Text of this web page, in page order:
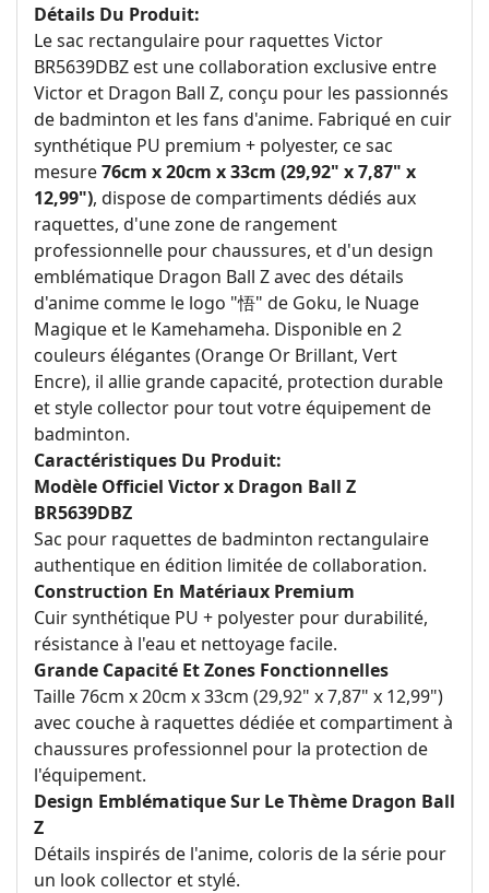
Détails Du Produit:
Le sac rectangulaire pour raquettes Victor
BR5639DBZ est une collaboration exclusive entre
Victor et Dragon Ball Z, conçu pour les passionnés
de badminton et les fans d'anime. Fabriqué en cuir
synthétique PU premium + polyester, ce sac
mesure76cm x 20cm x 33cm (29,92" x 7,87" x
12,99"), dispose de compartiments dédiés aux
raquettes, d'une zone de rangement
professionnelle pour chaussures, et d'un design
emblématique Dragon Ball Z avec des détails
d'anime comme le logo "悟" de Goku, le Nuage
Magique et le Kamehameha. Disponible en 2
couleurs élégantes (Orange Or Brillant, Vert
Encre), il allie grande capacité, protection durable
et style collector pour tout votre équipement de
badminton.
Caractéristiques Du Produit:
Modèle Officiel Victor x Dragon Ball Z
BR5639DBZ
Sac pour raquettes de badminton rectangulaire
authentique en édition limitée de collaboration.
Construction En Matériaux Premium
Cuir synthétique PU + polyester pour durabilité,
résistance à l'eau et nettoyage facile.
Grande Capacité Et Zones Fonctionnelles
Taille 76cm x 20cm x 33cm (29,92" x 7,87" x 12,99")
avec couche à raquettes dédiée et compartiment à
chaussures professionnel pour la protection de
l'équipement.
Design Emblématique Sur Le Thème Dragon Ball
Z
Détails inspirés de l'anime, coloris de la série pour
un look collector et stylé.